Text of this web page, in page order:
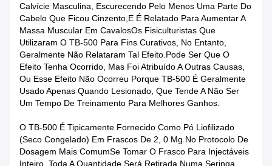
Calvície Masculina, Escurecendo Pelo Menos Uma Parte Do
Cabelo Que Ficou Cinzento,e É Relatado Para Aumentar A
Massa Muscular Em CavalosOs Fisiculturistas Que
Utilizaram O TB-500 Para Fins Curativos, No Entanto,
Geralmente Não Relataram Tal Efeito.Pode Ser Que O
Efeito Tenha Ocorrido, Mas Foi Atribuído A Outras Causas,
Ou Esse Efeito Não Ocorreu Porque TB-500 É Geralmente
Usado Apenas Quando Lesionado, Que Tende A Não Ser
Um Tempo De Treinamento Para Melhores Ganhos.
O TB-500 É Tipicamente Fornecido Como Pó Liofilizado
(seco Congelado) Em Frascos De 2, 0 Mg.No Protocolo De
Dosagem Mais ComumSe Tomar O Frasco Para Injectáveis
Inteiro, Toda A Quantidade Será Retirada Numa Seringa,